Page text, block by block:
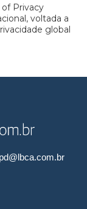
Privacy
voltada a
global